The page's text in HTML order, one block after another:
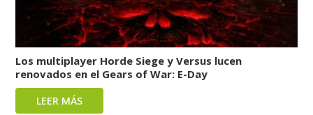
Los multiplayer Horde Siege y Versus lucen
renovados en el Gears of War: E-Day
LEER MÁS